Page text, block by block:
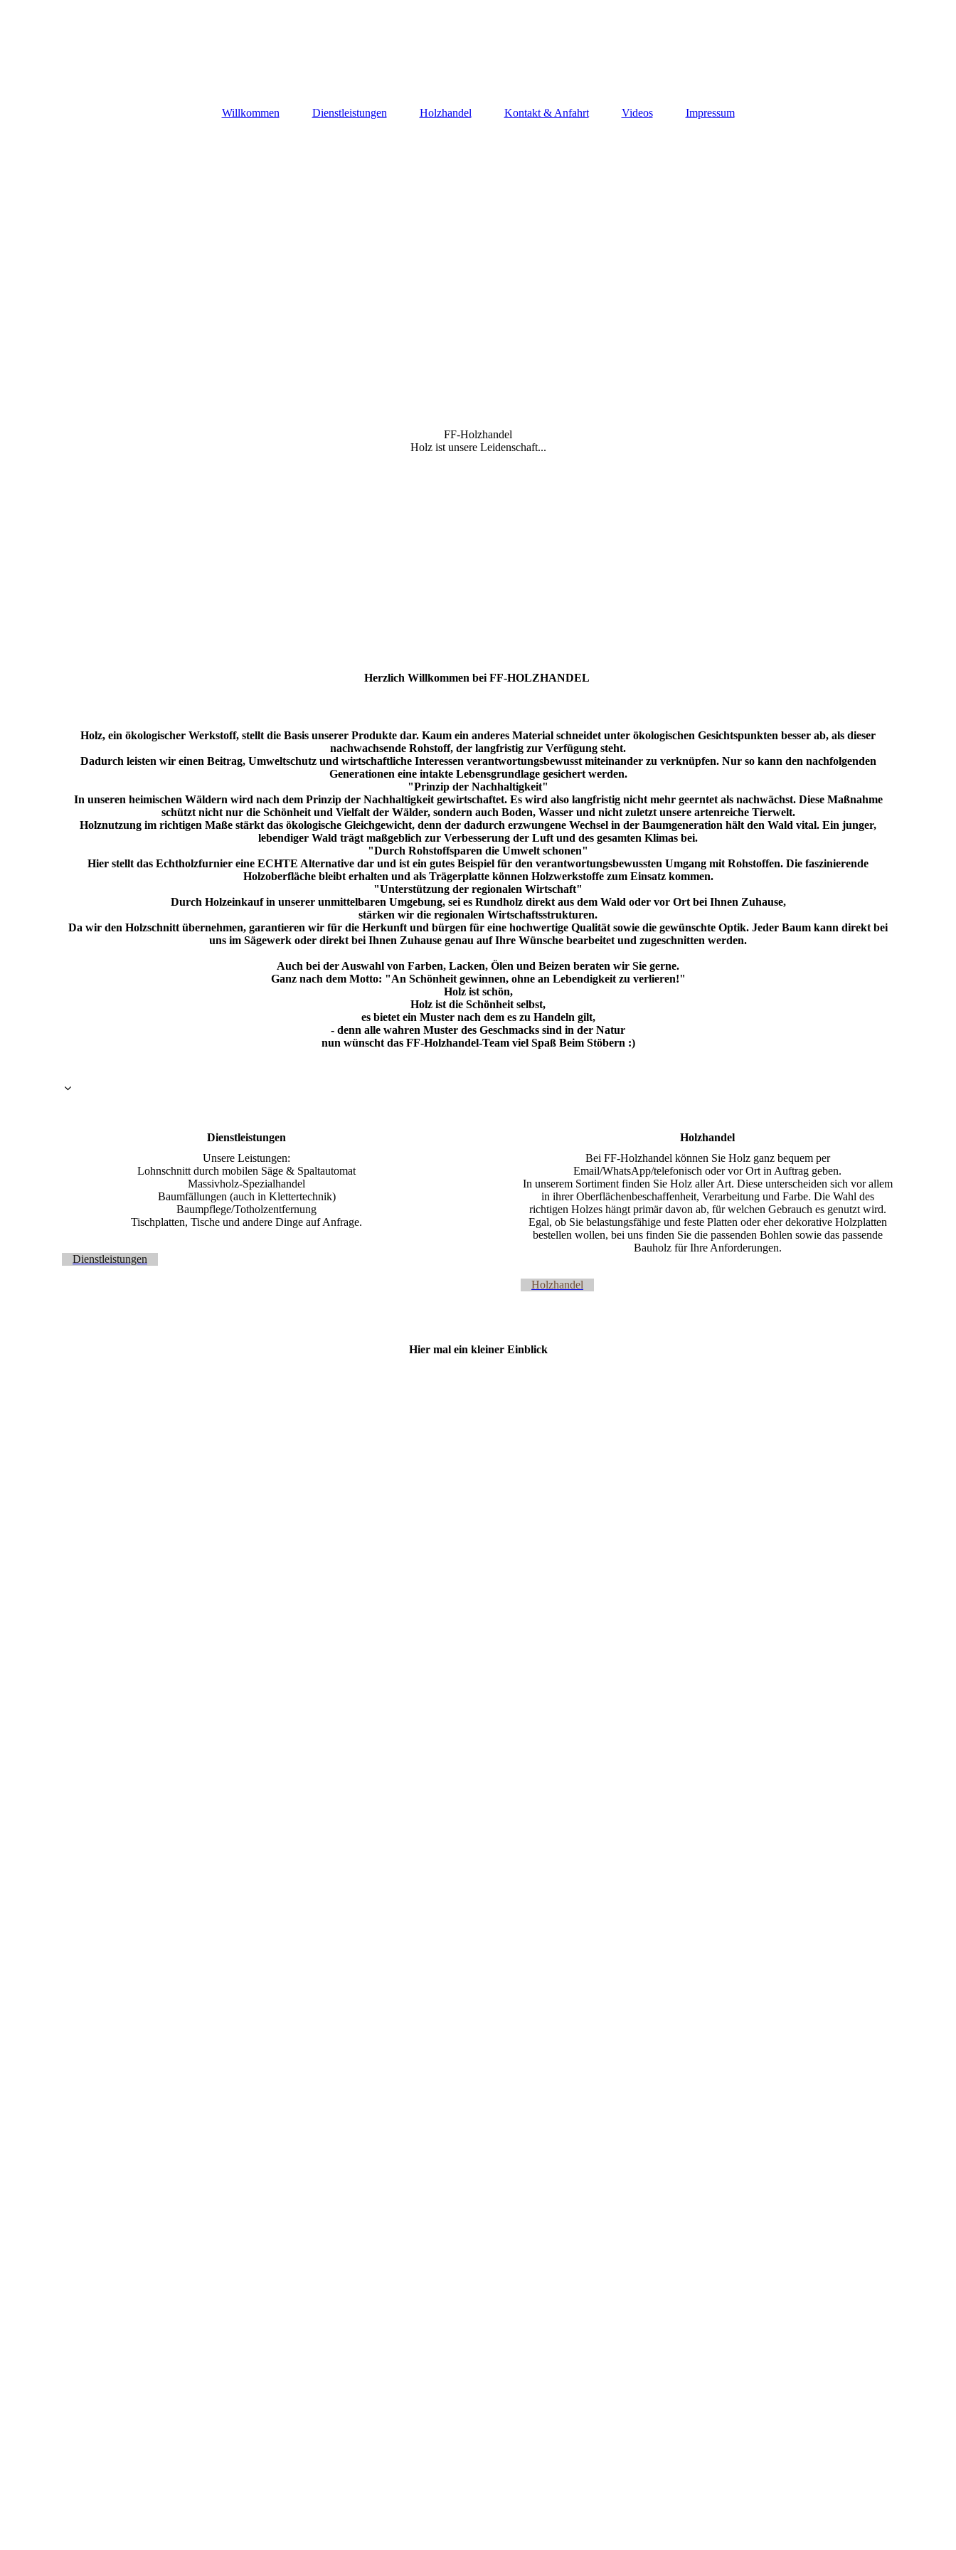
Willkommen Dienstleistungen Holzhandel Kontakt & Anfahrt Videos Impressum
FF-Holzhandel
Holz ist unsere Leidenschaft...
Herzlich Willkommen bei FF-HOLZHANDEL
Holz, ein ökologischer Werkstoff, stellt die Basis unserer Produkte dar. Kaum ein anderes Material schneidet unter ökologischen Gesichtspunkten besser ab, als dieser
nachwachsende Rohstoff, der langfristig zur Verfügung steht.
Dadurch leisten wir einen Beitrag, Umweltschutz und wirtschaftliche Interessen verantwortungsbewusst miteinander zu verknüpfen. Nur so kann den nachfolgenden
Generationen eine intakte Lebensgrundlage gesichert werden.
"Prinzip der Nachhaltigkeit"
In unseren heimischen Wäldern wird nach dem Prinzip der Nachhaltigkeit gewirtschaftet. Es wird also langfristig nicht mehr geerntet als nachwächst. Diese Maßnahme
schützt nicht nur die Schönheit und Vielfalt der Wälder, sondern auch Boden, Wasser und nicht zuletzt unsere artenreiche Tierwelt.
Holznutzung im richtigen Maße stärkt das ökologische Gleichgewicht, denn der dadurch erzwungene Wechsel in der Baumgeneration hält den Wald vital. Ein junger,
lebendiger Wald trägt maßgeblich zur Verbesserung der Luft und des gesamten Klimas bei.
"Durch Rohstoffsparen die Umwelt schonen"
Hier stellt das Echtholzfurnier eine ECHTE Alternative dar und ist ein gutes Beispiel für den verantwortungsbewussten Umgang mit Rohstoffen. Die faszinierende
Holzoberfläche bleibt erhalten und als Trägerplatte können Holzwerkstoffe zum Einsatz kommen.
"Unterstützung der regionalen Wirtschaft"
Durch Holzeinkauf in unserer unmittelbaren Umgebung, sei es Rundholz direkt aus dem Wald oder vor Ort bei Ihnen Zuhause,
stärken wir die regionalen Wirtschaftsstrukturen.
Da wir den Holzschnitt übernehmen, garantieren wir für die Herkunft und bürgen für eine hochwertige Qualität sowie die gewünschte Optik. Jeder Baum kann direkt bei
uns im Sägewerk oder direkt bei Ihnen Zuhause genau auf Ihre Wünsche bearbeitet und zugeschnitten werden.
Auch bei der Auswahl von Farben, Lacken, Ölen und Beizen beraten wir Sie gerne.
Ganz nach dem Motto: "An Schönheit gewinnen, ohne an Lebendigkeit zu verlieren!"
Holz ist schön,
Holz ist die Schönheit selbst,
es bietet ein Muster nach dem es zu Handeln gilt,
- denn alle wahren Muster des Geschmacks sind in der Natur
nun wünscht das FF-Holzhandel-Team viel Spaß Beim Stöbern :)
Dienstleistungen
Unsere Leistungen:
Lohnschnitt durch mobilen Säge & Spaltautomat
Massivholz-Spezialhandel
Baumfällungen (auch in Klettertechnik)
Baumpflege/Totholzentfernung
Tischplatten, Tische und andere Dinge auf Anfrage.
Dienstleistungen
Holzhandel
Bei FF-Holzhandel können Sie Holz ganz bequem per
Email/WhatsApp/telefonisch oder vor Ort in Auftrag geben.
In unserem Sortiment finden Sie Holz aller Art. Diese unterscheiden sich vor allem
in ihrer Oberflächenbeschaffenheit, Verarbeitung und Farbe. Die Wahl des
richtigen Holzes hängt primär davon ab, für welchen Gebrauch es genutzt wird.
Egal, ob Sie belastungsfähige und feste Platten oder eher dekorative Holzplatten
bestellen wollen, bei uns finden Sie die passenden Bohlen sowie das passende
Bauholz für Ihre Anforderungen.
Holzhandel
Hier mal ein kleiner Einblick